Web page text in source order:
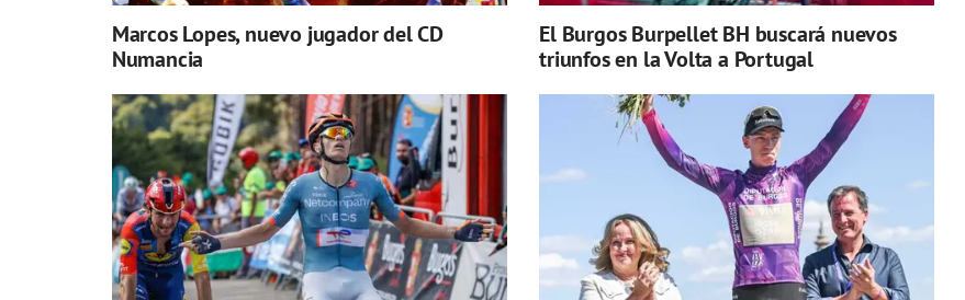
Marcos Lopes, nuevo jugador del CD
Numancia
El Burgos Burpellet BH buscará nuevos
triunfos en la Volta a Portugal